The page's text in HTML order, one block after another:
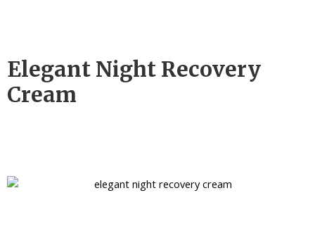
Elegant Night Recovery
Cream